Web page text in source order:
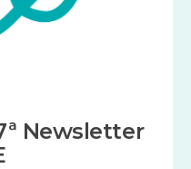
Newsletter